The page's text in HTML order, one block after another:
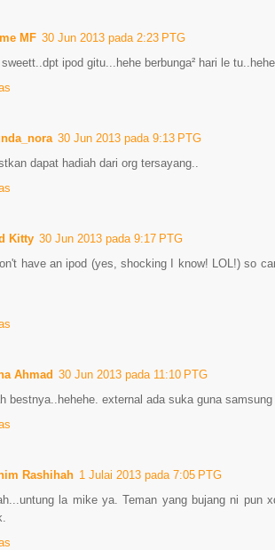
MF 30 Jun 2013 pada 2:23 PTG
ipod gitu...hehe berbunga² hari le tu..hehe
30 Jun 2013 pada 9:13 PTG
dapat hadiah dari org tersayang..
Kitty 30 Jun 2013 pada 9:17 PTG
have an ipod (yes, shocking I know! LOL!) so
Ahmad 30 Jun 2013 pada 11:10 PTG
bestnya..hehehe. external ada suka guna samsung
Rashihah 1 Julai 2013 pada 7:05 PTG
la mike ya. Teman yang bujang ni pun